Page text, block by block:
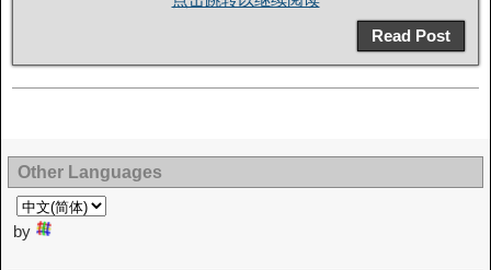
Read Post
Other Languages
by